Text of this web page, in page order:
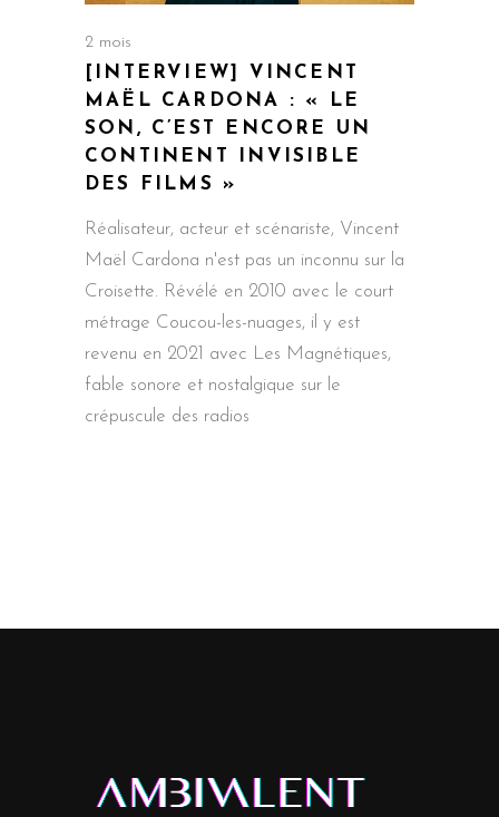
2 mois
[INTERVIEW] VINCENT
MAËL CARDONA : « LE
SON, C’EST ENCORE UN
CONTINENT INVISIBLE
DES FILMS »
Réalisateur, acteur et scénariste, Vincent
Maël Cardona n'est pas un inconnu sur la
Croisette. Révélé en 2010 avec le court
métrage Coucou-les-nuages, il y est
revenu en 2021 avec Les Magnétiques,
fable sonore et nostalgique sur le
crépuscule des radios